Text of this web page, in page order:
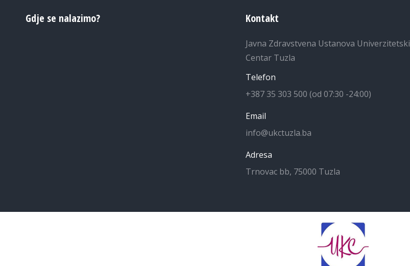
Gdje se nalazimo? Kontakt
Javna Zdravstvena Ustanova
Centar Tuzla
Telefon
+387 35 303 500 (od 07:30 -24:00)
Email
info@ukctuzla.ba
Adresa
Trnovac bb, 75000 Tuzla